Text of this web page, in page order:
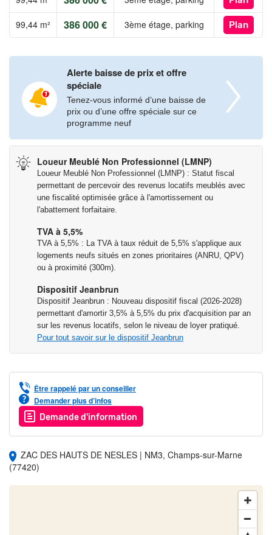
99,44 m² 386 000 € 3ème étage, parking Plan
Alerte baisse de prix et offre
spéciale
Tenez-vous informé d’une baisse de
prix ou d’une offre spéciale sur ce
programme neuf
Loueur Meublé Non Professionnel (LMNP)
Loueur Meublé Non Professionnel (LMNP) : Statut fiscal
permettant de percevoir des revenus locatifs meublés avec
une fiscalité optimisée grâce à l'amortissement ou
l'abattement forfaitaire.
TVA à 5,5%
TVA à 5,5% : La TVA à taux réduit de 5,5% s'applique aux
logements neufs situés en zones prioritaires (ANRU, QPV)
ou à proximité (300m).
Dispositif Jeanbrun
Dispositif Jeanbrun : Nouveau dispositif fiscal (2026-2028)
permettant d'amortir 3,5% à 5,5% du prix d'acquisition par an
sur les revenus locatifs, selon le niveau de loyer pratiqué.
Pour tout savoir sur le dispositif Jeanbrun
Être rappelé par un conseiller
Demander plus d’infos
Demande d'information
ZAC DES HAUTS DE NESLES | NM3, Champs-sur-Marne
(77420)